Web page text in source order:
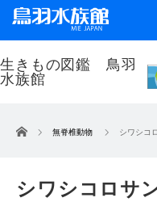
ホーム 無脊椎動物 シワシコ
シワシコロサ